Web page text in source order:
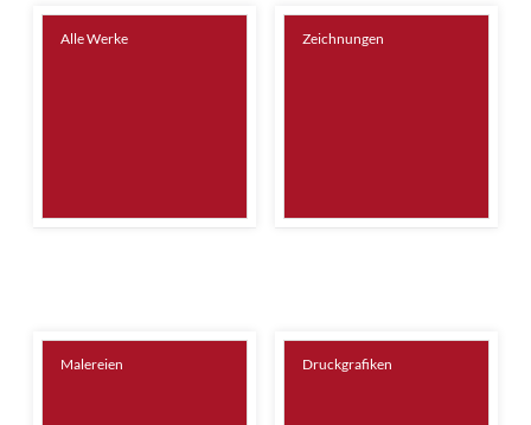
Alle Werke Zeichnungen
Malereien Druckgrafiken